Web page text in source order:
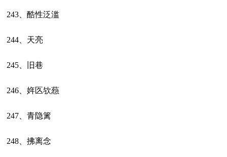
243、酷性泛滥
244、天亮
245、旧巷
246、姩匛欤葾
247、青隐篱
248、拂离念